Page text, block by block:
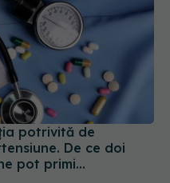
potrivită de
De ce doi
pot primi